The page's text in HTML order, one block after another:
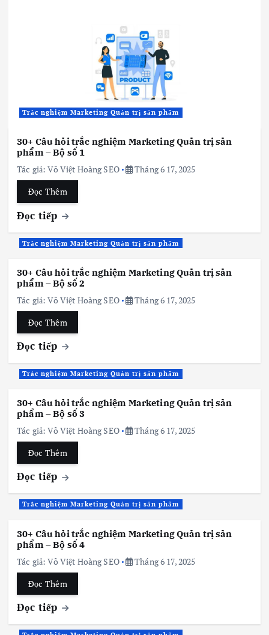
Trắc nghiệm Marketing Quản trị sản phẩm
30+ Câu hỏi trắc nghiệm Marketing Quản trị sản
phẩm – Bộ số 1
Tác giả:Võ Việt Hoàng SEO
Tháng 6 17, 2025
Đọc Thêm
Đọc tiếp
Trắc nghiệm Marketing Quản trị sản phẩm
30+ Câu hỏi trắc nghiệm Marketing Quản trị sản
phẩm – Bộ số 2
Tác giả:Võ Việt Hoàng SEO
Tháng 6 17, 2025
Đọc Thêm
Đọc tiếp
Trắc nghiệm Marketing Quản trị sản phẩm
30+ Câu hỏi trắc nghiệm Marketing Quản trị sản
phẩm – Bộ số 3
Tác giả:Võ Việt Hoàng SEO
Tháng 6 17, 2025
Đọc Thêm
Đọc tiếp
Trắc nghiệm Marketing Quản trị sản phẩm
30+ Câu hỏi trắc nghiệm Marketing Quản trị sản
phẩm – Bộ số 4
Tác giả:Võ Việt Hoàng SEO
Tháng 6 17, 2025
Đọc Thêm
Đọc tiếp